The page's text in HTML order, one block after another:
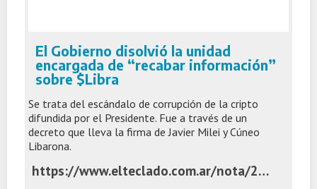
El Gobierno disolvió la unidad
encargada de “recabar información”
sobre $Libra
Se trata del escándalo de corrupción de la cripto
difundida por el Presidente. Fue a través de un
decreto que lleva la firma de Javier Milei y Cúneo
Libarona.
https://www.elteclado.com.ar/nota/28186/el-gobierno-disolvio-la-unidad-encargada-de-recabar-informacion-sobre-slibra.html